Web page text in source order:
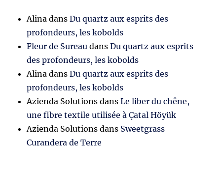
Alina dansDu quartz aux esprits des
profondeurs, les kobolds
Fleur de Sureau dansDu quartz aux esprits
des profondeurs, les kobolds
Alina dansDu quartz aux esprits des
profondeurs, les kobolds
Azienda Solutions dansLe liber du chêne,
une fibre textile utilisée à Çatal Höyük
Azienda Solutions dans Sweetgrass
Curandera de Terre